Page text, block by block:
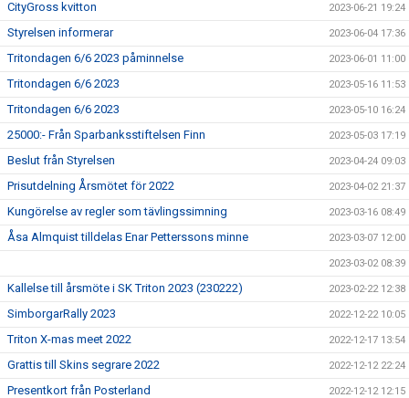
CityGross kvitton 2023-06-21 19:24
Styrelsen informerar 2023-06-04 17:36
Tritondagen 6/6 2023 påminnelse 2023-06-01 11:00
Tritondagen 6/6 2023 2023-05-16 11:53
Tritondagen 6/6 2023 2023-05-10 16:24
25000:- Från Sparbanksstiftelsen Finn 2023-05-03 17:19
Beslut från Styrelsen 2023-04-24 09:03
Prisutdelning Årsmötet för 2022 2023-04-02 21:37
Kungörelse av regler som tävlingssimning 2023-03-16 08:49
Åsa Almquist tilldelas Enar Petterssons minne 2023-03-07 12:00
2023-03-02 08:39
Kallelse till årsmöte i SK Triton 2023 (230222) 2023-02-22 12:38
SimborgarRally 2023 2022-12-22 10:05
Triton X-mas meet 2022 2022-12-17 13:54
Grattis till Skins segrare 2022 2022-12-12 22:24
Presentkort från Posterland 2022-12-12 12:15